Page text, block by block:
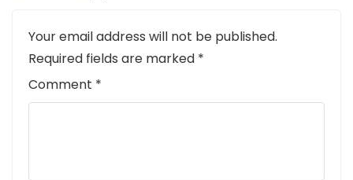
Your email address will not be published.
Required fields are marked *
Comment *